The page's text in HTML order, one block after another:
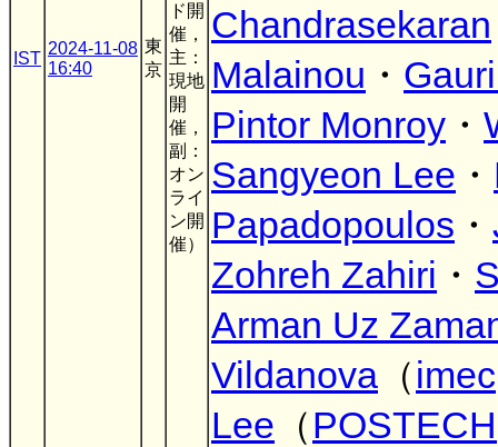
IST
2024-11-08
16:40
東
京
ド開
催，
主：
現地
開
催，
副：
オン
ライ
ン開
催）
Chandrasekaran
Malainou ・
Pintor Monroy ・
Sangyeon Lee ・
Papadopoulos ・
Zohreh Zahiri ・
Arman Uz
Vildanova （imec
Lee （POSTECH